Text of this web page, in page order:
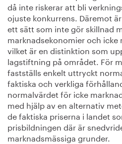
då inte riskerar att bli
ojuste konkurrens. Däremot
ett sätt som inte gör skillnad
marknadsekonomier och icke
vilket är en distinktion som
lagstiftning på området. För
fastställs enkelt uttryckt
faktiska och verkliga
normalvärdet för icke
med hjälp av en alternativ
de faktiska priserna i landet
prisbildningen där är
marknadsmässiga grunder.